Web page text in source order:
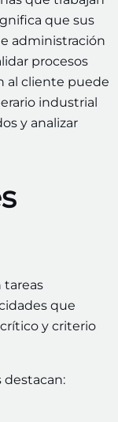
que sus
administración
procesos
al cliente puede
industrial
y analizar
tareas
que
y criterio
destacan: